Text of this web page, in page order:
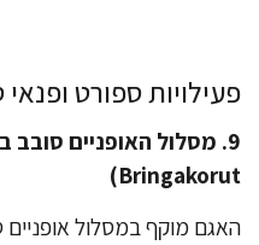
ספורט ופנאי
מוקף במסלול אופניים